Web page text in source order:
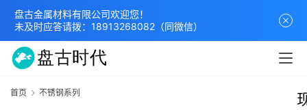
盘古金属材料有限公司欢迎您！
未及时应答请拨： 18913268082 （同微信）
首页 不锈钢系列